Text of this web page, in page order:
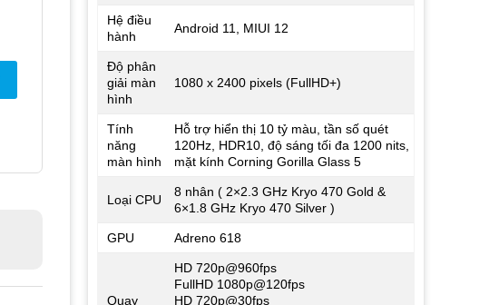
Hệ điều
hành
Android 11, MIUI 12
Độ phân
giải màn
hình
1080 x 2400 pixels (FullHD+)
Tính
năng
màn hình
Hỗ trợ hiển thị 10 tỷ màu, tần số quét
120Hz, HDR10, độ sáng tối đa 1200 nits,
mặt kính Corning Gorilla Glass 5
Loại CPU
8 nhân ( 2×2.3 GHz Kryo 470 Gold &
6×1.8 GHz Kryo 470 Silver )
GPU Adreno 618
Quay
HD 720p@960fps
FullHD 1080p@120fps
HD 720p@30fps